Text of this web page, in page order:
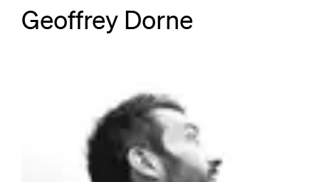
Geoffrey Dorne